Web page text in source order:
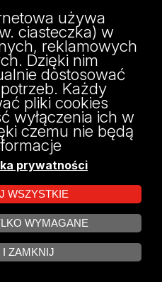
Wydział Studiów
Międzynarodowych i
Politologicznych
Wydział Zarządzania
Filia w Tomaszowie
Mazowieckim
Centra naukowe i zespoły
Biblioteka UŁ
Wydawnictwo UŁ
używa
ciasteczka) w
reklamowych
Dzięki nim
dostosować
Każdy
pliki cookies
wyłączenia ich w
czemu nie będą
prywatności
WSZYSTKIE
WYMAGANE
I ZAMKNIJ
COOKIES